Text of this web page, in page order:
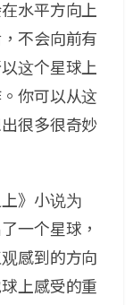
水平方向上
不会向前有
这个星球上
你可以从这
很多很奇妙
》小说为
一个星球，
感到的方向
上感受的重